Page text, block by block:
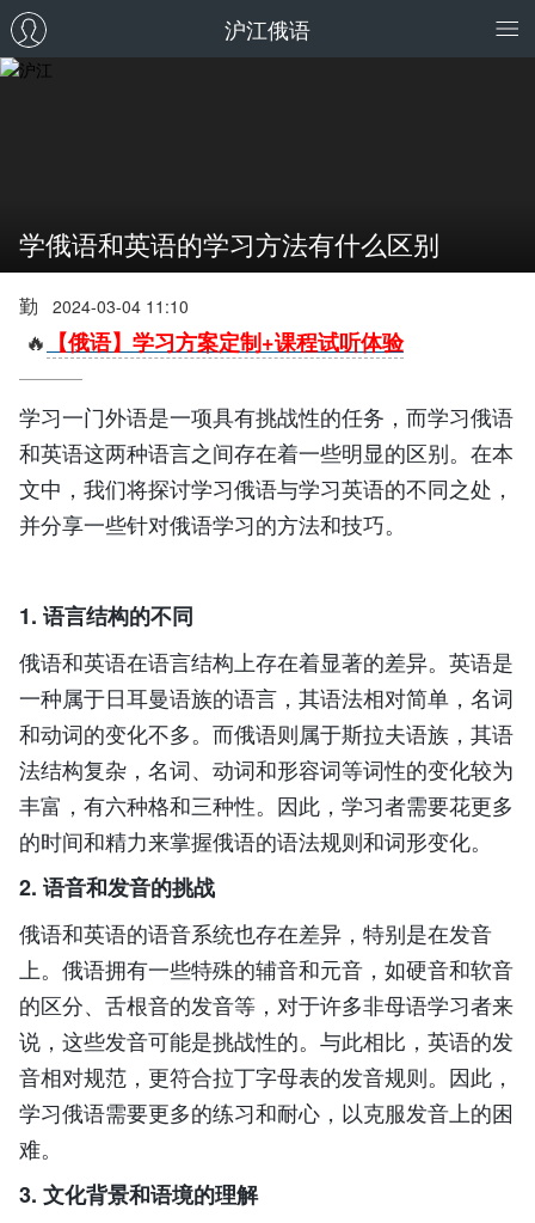
沪江俄语
学俄语和英语的学习方法有什么区别
勤 2024-03-04 11:10
🔥 【俄语】学习方案定制+课程试听体验
学习一门外语是一项具有挑战性的任务，而学习俄语
和英语这两种语言之间存在着一些明显的区别。在本
文中，我们将探讨学习俄语与学习英语的不同之处，
并分享一些针对俄语学习的方法和技巧。
1. 语言结构的不同
俄语和英语在语言结构上存在着显著的差异。英语是
一种属于日耳曼语族的语言，其语法相对简单，名词
和动词的变化不多。而俄语则属于斯拉夫语族，其语
法结构复杂，名词、动词和形容词等词性的变化较为
丰富，有六种格和三种性。因此，学习者需要花更多
的时间和精力来掌握俄语的语法规则和词形变化。
2. 语音和发音的挑战
俄语和英语的语音系统也存在差异，特别是在发音
上。俄语拥有一些特殊的辅音和元音，如硬音和软音
的区分、舌根音的发音等，对于许多非母语学习者来
说，这些发音可能是挑战性的。与此相比，英语的发
音相对规范，更符合拉丁字母表的发音规则。因此，
学习俄语需要更多的练习和耐心，以克服发音上的困
难。
3. 文化背景和语境的理解